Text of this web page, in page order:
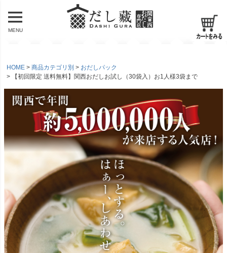
MENU
HOME 商品カテゴリ別
おだしパック
【初回限定 送料無料】関西おだしお試し（30袋入）お1人様3袋まで